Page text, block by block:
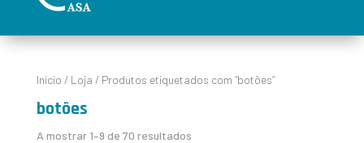
Início / Loja / Produtos etiquetados com “botões”
botões
A mostrar 1–9 de 70 resultados